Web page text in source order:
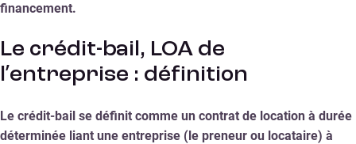
financement.
Le crédit-bail, LOA de
l’entreprise : définition
Le crédit-bail se définit comme un contrat de location à durée
déterminée liant une entreprise (le preneur ou locataire) à